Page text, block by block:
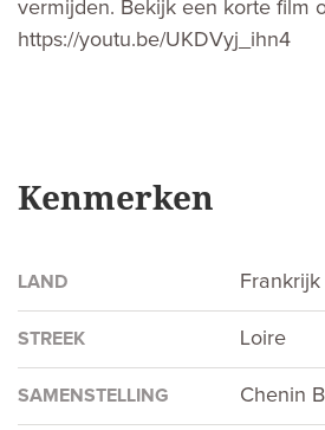
vermijden. Bekijk een korte film
https://youtu.be/UKDVyj_ihn4
Kenmerken
LAND Frankrijk
STREEK Loire
SAMENSTELLING Chenin